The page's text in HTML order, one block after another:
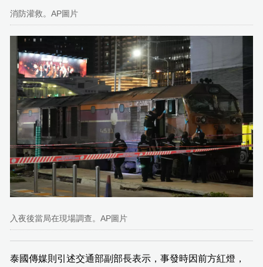
消防灌救。AP圖片
入夜後當局在現場調查。AP圖片
泰國傳媒則引述交通部副部長表示，事發時因前方紅燈，